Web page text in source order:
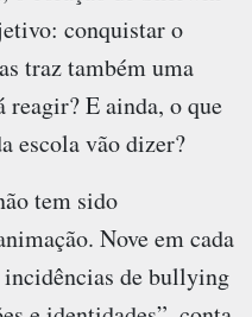
conquistar o
traz também uma
E ainda, o que
escola vão dizer?
tem sido
Nove em cada
de bullying